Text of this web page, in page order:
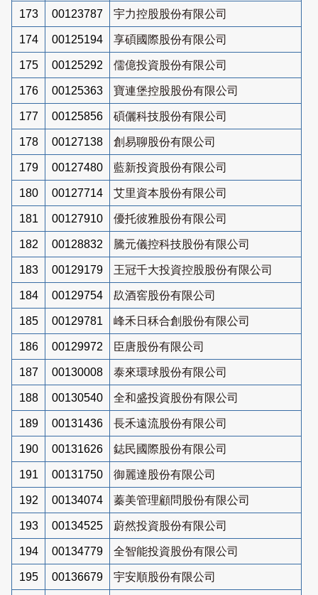
173 00123787 宇力控股股份有限公司
174 00125194 享碩國際股份有限公司
175 00125292 儒億投資股份有限公司
176 00125363 寶連堡控股股份有限公司
177 00125856 碩儷科技股份有限公司
178 00127138 創易聊股份有限公司
179 00127480 藍新投資股份有限公司
180 00127714 艾里資本股份有限公司
181 00127910 優托彼雅股份有限公司
182 00128832 騰元儀控科技股份有限公司
183 00129179 王冠千大投資控股股份有限公司
184 00129754 镹酒窖股份有限公司
185 00129781 峰禾日秝合創股份有限公司
186 00129972 臣唐股份有限公司
187 00130008 泰來環球股份有限公司
188 00130540 全和盛投資股份有限公司
189 00131436 長禾遠流股份有限公司
190 00131626 鋕民國際股份有限公司
191 00131750 御麗達股份有限公司
192 00134074 蓁美管理顧問股份有限公司
193 00134525 蔚然投資股份有限公司
194 00134779 全智能投資股份有限公司
195 00136679 宇安順股份有限公司